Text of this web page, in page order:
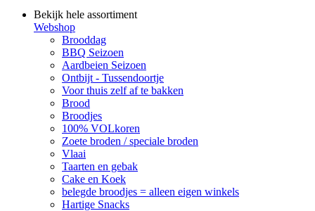
Bekijk hele assortiment
Webshop
Brooddag
BBQ Seizoen
Aardbeien Seizoen
Ontbijt - Tussendoortje
Voor thuis zelf af te bakken
Brood
Broodjes
100% VOLkoren
Zoete broden / speciale broden
Vlaai
Taarten en gebak
Cake en Koek
belegde broodjes = alleen eigen winkels
Hartige Snacks